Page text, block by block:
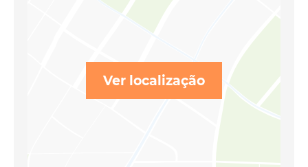
Ver localização